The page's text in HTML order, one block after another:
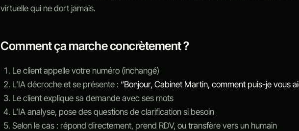
virtuelle qui ne dort jamais.
Comment ça marche concrètement ?
Le client appelle votre numéro (inchangé)
L’IA décroche et se présente : “Bonjour, Cabinet Martin, comment puis-je vous
Le client explique sa demande avec ses mots
L’IA analyse, pose des questions de clarification si besoin
Selon le cas : répond directement, prend RDV, ou transfère vers un humain